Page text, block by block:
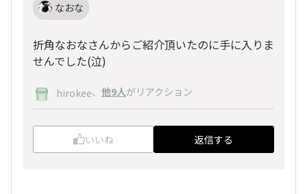
なおな
折角なおなさんからご紹介頂いたのに手に入りま
せんでした(泣)
hirokee、 他9人がリアクション
いいね 返信する